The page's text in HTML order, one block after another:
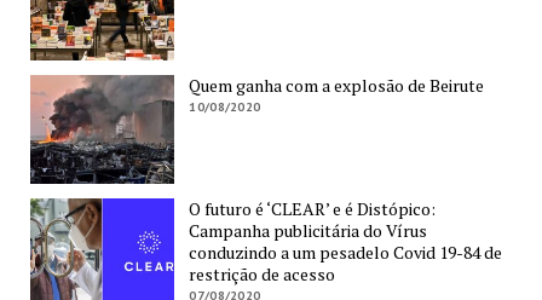
Quem ganha com a explosão de Beirute
10/08/2020
O futuro é ‘CLEAR’ e é Distópico:
Campanha publicitária do Vírus
conduzindo a um pesadelo Covid 19-84 de
restrição de acesso
07/08/2020